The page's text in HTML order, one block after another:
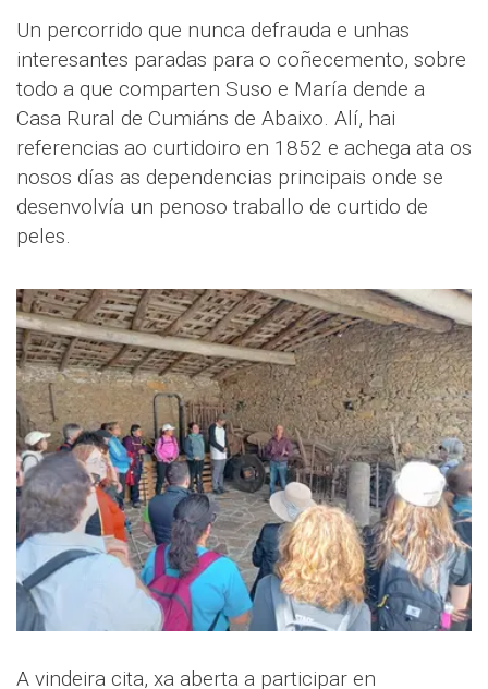
Un percorrido que nunca defrauda e unhas
interesantes paradas para o coñecemento, sobre
todo a que comparten Suso e María dende a
Casa Rural de Cumiáns de Abaixo. Alí, hai
referencias ao curtidoiro en 1852 e achega ata os
nosos días as dependencias principais onde se
desenvolvía un penoso traballo de curtido de
peles.
A vindeira cita, xa aberta a participar en